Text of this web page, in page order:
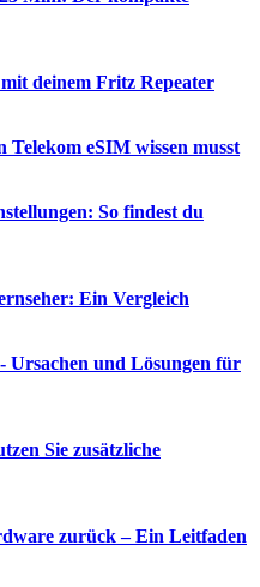
deinem Fritz Repeater
Telekom eSIM wissen musst
So findest du
Ein Vergleich
und Lösungen für
Sie zusätzliche
zurück – Ein Leitfaden